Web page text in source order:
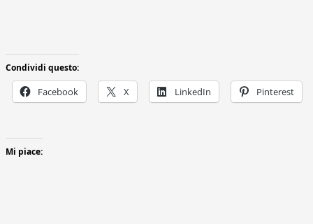
Condividi questo:
Facebook X LinkedIn Pinterest
Mi piace: